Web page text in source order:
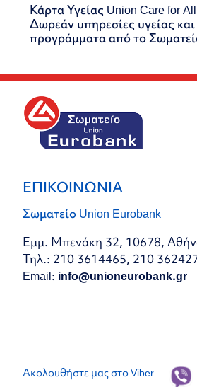
Κάρτα Υγείας Union Care for
Δωρεάν υπηρεσίες υγείας και
προγράμματα από το
ΕΠΙΚΟΙΝΩΝΙΑ
Σωματείο Union Eurobank
Εμμ. Μπενάκη 32, 10678,
Τηλ.: 210 3614465, 210
Email: info@unioneurobank.gr
Ακολουθήστε μας στο Viber